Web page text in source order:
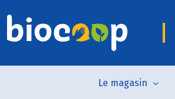
Le magasin